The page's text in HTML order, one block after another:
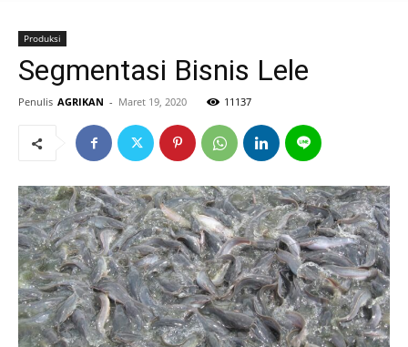
Produksi
Segmentasi Bisnis Lele
Penulis AGRIKAN - Maret 19, 2020 11137